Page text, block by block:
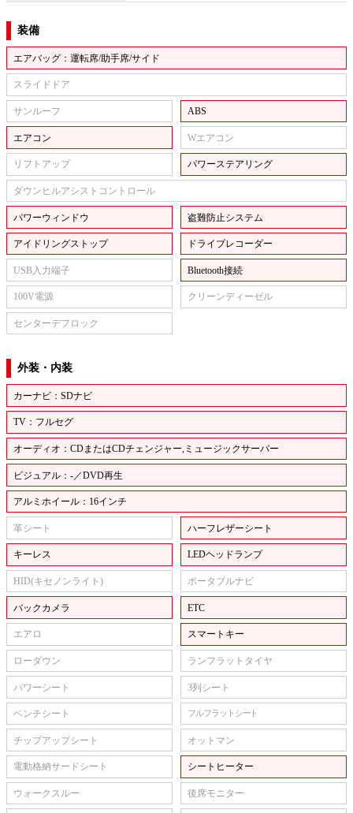
装備
エアバッグ：運転席/助手席/サイド
スライドドア
サンルーフ ABS
エアコン Wエアコン
リフトアップ パワーステアリング
ダウンヒルアシストコントロール
パワーウィンドウ 盗難防止システム
アイドリングストップ ドライブレコーダー
USB入力端子 Bluetooth接続
100V電源 クリーンディーゼル
センターデフロック
外装・内装
カーナビ：SDナビ
TV：フルセグ
オーディオ：CDまたはCDチェンジャー,ミュージックサーバー
ビジュアル：-／DVD再生
アルミホイール：16インチ
革シート ハーフレザーシート
キーレス LEDヘッドランプ
HID(キセノンライト) ポータブルナビ
バックカメラ ETC
エアロ スマートキー
ローダウン ランフラットタイヤ
パワーシート 3列シート
ベンチシート フルフラットシート
チップアップシート オットマン
電動格納サードシート シートヒーター
ウォークスルー 後席モニター